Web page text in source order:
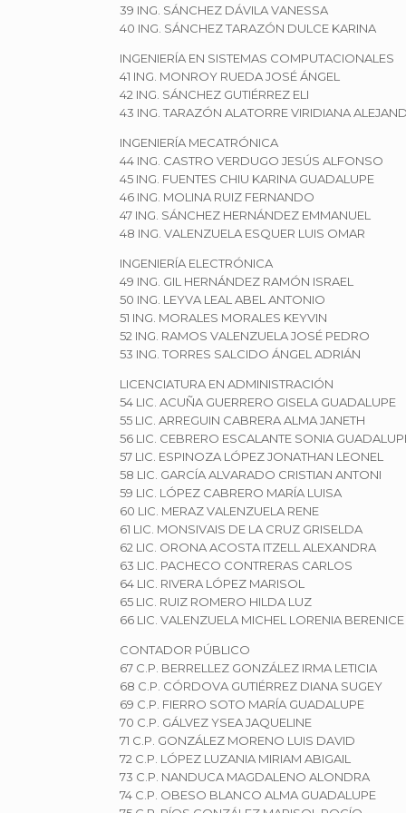
39 ING. SÁNCHEZ DÁVILA VANESSA
40 ING. SÁNCHEZ TARAZÓN DULCE KARINA
INGENIERÍA EN SISTEMAS COMPUTACIONALES
41 ING. MONROY RUEDA JOSÉ ÁNGEL
42 ING. SÁNCHEZ GUTIÉRREZ ELI
43 ING. TARAZÓN ALATORRE VIRIDIANA
INGENIERÍA MECATRÓNICA
44 ING. CASTRO VERDUGO JESÚS ALFONSO
45 ING. FUENTES CHIU KARINA GUADALUPE
46 ING. MOLINA RUIZ FERNANDO
47 ING. SÁNCHEZ HERNÁNDEZ EMMANUEL
48 ING. VALENZUELA ESQUER LUIS OMAR
INGENIERÍA ELECTRÓNICA
49 ING. GIL HERNÁNDEZ RAMÓN ISRAEL
50 ING. LEYVA LEAL ABEL ANTONIO
51 ING. MORALES MORALES KEYVIN
52 ING. RAMOS VALENZUELA JOSÉ PEDRO
53 ING. TORRES SALCIDO ÁNGEL ADRIÁN
LICENCIATURA EN ADMINISTRACIÓN
54 LIC. ACUÑA GUERRERO GISELA GUADALUPE
55 LIC. ARREGUIN CABRERA ALMA JANETH
56 LIC. CEBRERO ESCALANTE SONIA
57 LIC. ESPINOZA LÓPEZ JONATHAN LEONEL
58 LIC. GARCÍA ALVARADO CRISTIAN ANTONI
59 LIC. LÓPEZ CABRERO MARÍA LUISA
60 LIC. MERAZ VALENZUELA RENE
61 LIC. MONSIVAIS DE LA CRUZ GRISELDA
62 LIC. ORONA ACOSTA ITZELL ALEXANDRA
63 LIC. PACHECO CONTRERAS CARLOS
64 LIC. RIVERA LÓPEZ MARISOL
65 LIC. RUIZ ROMERO HILDA LUZ
66 LIC. VALENZUELA MICHEL LORENIA BERENICE
CONTADOR PÚBLICO
67 C.P. BERRELLEZ GONZÁLEZ IRMA LETICIA
68 C.P. CÓRDOVA GUTIÉRREZ DIANA SUGEY
69 C.P. FIERRO SOTO MARÍA GUADALUPE
70 C.P. GÁLVEZ YSEA JAQUELINE
71 C.P. GONZÁLEZ MORENO LUIS DAVID
72 C.P. LÓPEZ LUZANIA MIRIAM ABIGAIL
73 C.P. NANDUCA MAGDALENO ALONDRA
74 C.P. OBESO BLANCO ALMA GUADALUPE